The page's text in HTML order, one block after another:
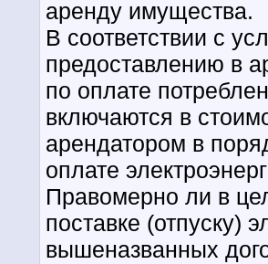
аренду имущества.
В соответствии с
предоставлению в
по оплате
включаются в
арендатором в
оплате
Правомерно ли в
поставке (отпуску)
вышеназванных